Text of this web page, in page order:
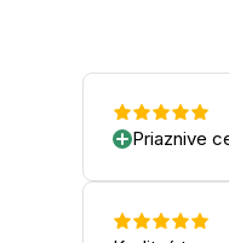
Priaznive